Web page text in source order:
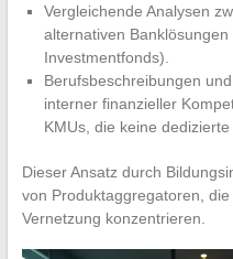
Vergleichende Analysen
alternativen
Investmentfonds).
Berufsbeschreibungen
interner finanzieller
KMUs, die keine
Dieser Ansatz durch
von Produktaggregatoren,
Vernetzung konzentrieren.